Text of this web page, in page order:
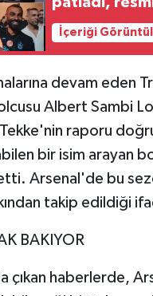
İçeriği
devam eden
Albert Sambi
raporu
bir isim arayan
Arsenal'de bu
takip edildiği
BAKIYOR
çıkan haberlerde,